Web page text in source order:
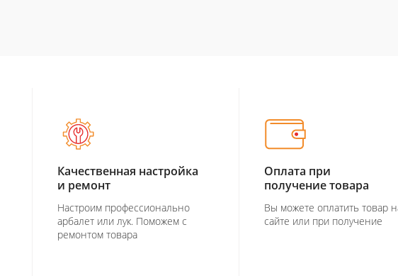
Качественная настройка
и ремонт
Настроим профессионально
арбалет или лук. Поможем с
ремонтом товара
Оплата при
получение товара
Вы можете оплатить товар
сайте или при получение